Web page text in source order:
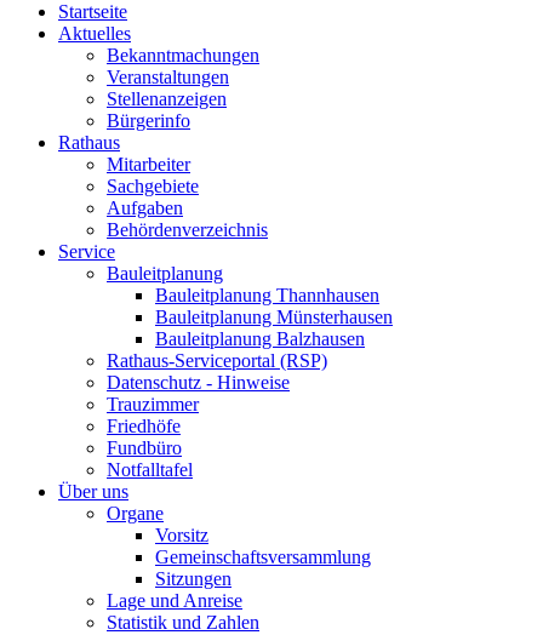
Startseite
Aktuelles
Bekanntmachungen
Veranstaltungen
Stellenanzeigen
Bürgerinfo
Rathaus
Mitarbeiter
Sachgebiete
Aufgaben
Behördenverzeichnis
Service
Bauleitplanung
Bauleitplanung Thannhausen
Bauleitplanung Münsterhausen
Bauleitplanung Balzhausen
Rathaus-Serviceportal (RSP)
Datenschutz - Hinweise
Trauzimmer
Friedhöfe
Fundbüro
Notfalltafel
Über uns
Organe
Vorsitz
Gemeinschaftsversammlung
Sitzungen
Lage und Anreise
Statistik und Zahlen